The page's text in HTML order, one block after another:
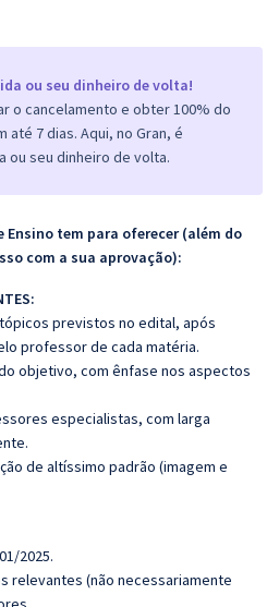
ou seu dinheiro de volta!
o cancelamento e obter 100% do
até 7 dias. Aqui, no Gran, é
ou seu dinheiro de volta.
Ensino tem para oferecer (além do
com a sua aprovação):
previstos no edital, após
professor de cada matéria.
objetivo, com ênfase nos aspectos
especialistas, com larga
de altíssimo padrão (imagem e
2025.
relevantes (não necessariamente